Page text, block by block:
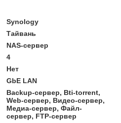
Synology
Тайвань
NAS-сервер
4
Нет
GbE LAN
Backup-сервер, Bti-torrent,
Web-сервер, Видео-сервер,
Медиа-сервер, Файл-
сервер, FTP-сервер